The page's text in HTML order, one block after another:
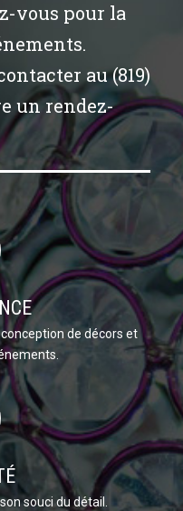
vous pour la
au (819)
un rendez-
conception de décors et
souci du détail.